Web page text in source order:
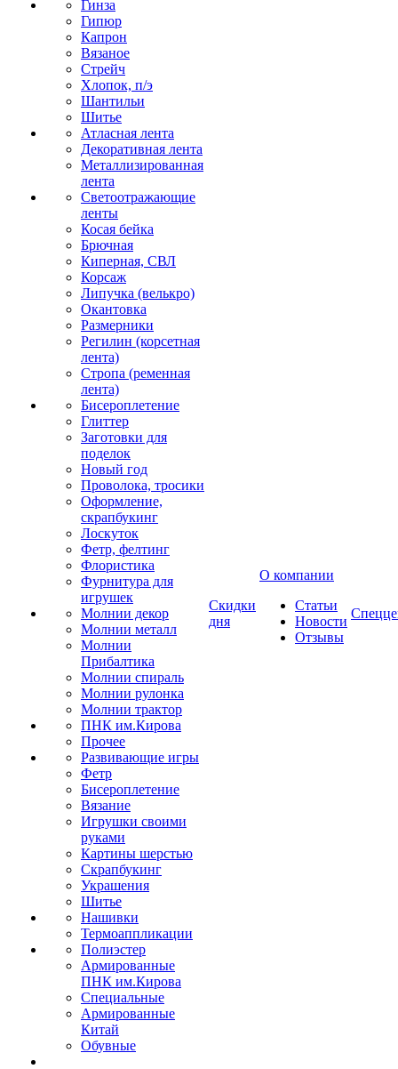
Гинза
Гипюр
Капрон
Вязаное
Стрейч
Хлопок, п/э
Шантильи
Шитье
Атласная лента
Декоративная лента
Металлизированная
лента
Светоотражающие
ленты
Косая бейка
Брючная
Киперная, СВЛ
Корсаж
Липучка (велькро)
Окантовка
Размерники
Регилин (корсетная
лента)
Стропа (ременная
лента)
Бисероплетение
Глиттер
Заготовки для
поделок
Новый год
Проволока, тросики
Оформление,
скрапбукинг
Лоскуток
Фетр, фелтинг
Флористика
Фурнитура для
игрушек
Молнии декор
Молнии металл
Молнии
Прибалтика
Молнии спираль
Молнии рулонка
Молнии трактор
ПНК им.Кирова
Прочее
Развивающие игры
Фетр
Бисероплетение
Вязание
Игрушки своими
руками
Картины шерстью
Скрапбукинг
Украшения
Шитье
Нашивки
Термоаппликации
Полиэстер
Армированные
ПНК им.Кирова
Специальные
Армированные
Китай
Обувные
Скидки
дня
О компании
Статьи
Новости
Отзывы